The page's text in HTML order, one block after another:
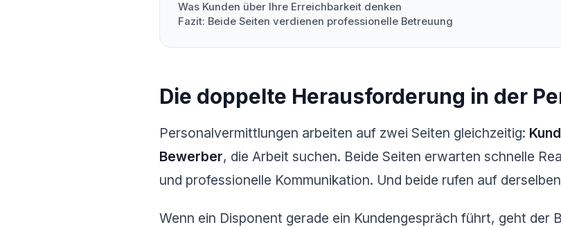
Was Kunden über Ihre Erreichbarkeit denken
Fazit: Beide Seiten verdienen professionelle Betreuung
Die doppelte Herausforderung in der
Personalvermittlungen arbeiten auf zwei Seiten gleichzeitig:
Bewerber, die Arbeit suchen. Beide Seiten erwarten schnelle
und professionelle Kommunikation. Und beide rufen auf
Wenn ein Disponent gerade ein Kundengespräch führt, geht der